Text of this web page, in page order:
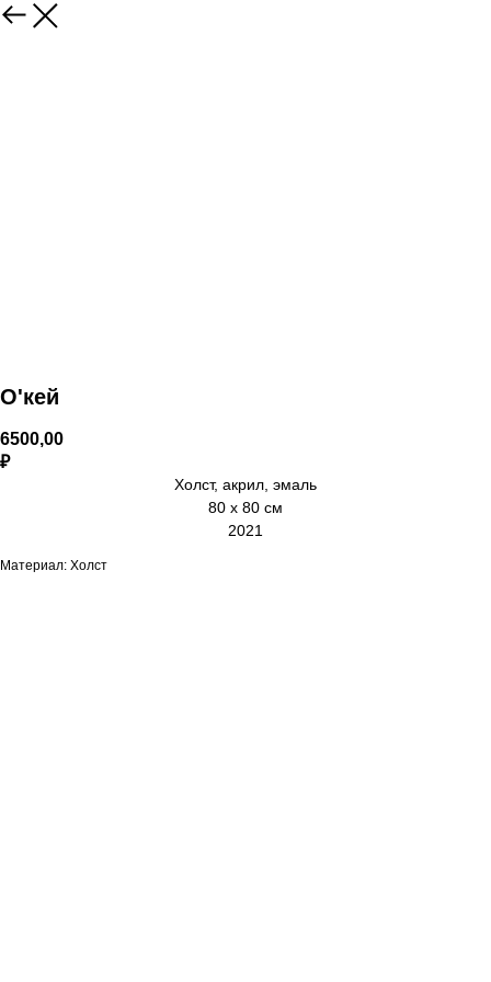
О'кей
6500,00
₽
Холст, акрил, эмаль
80 х 80 см
2021
Материал: Холст